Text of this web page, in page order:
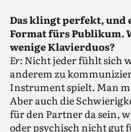
Das klingt perfekt, und
Format fürs Publikum.
wenige Klavierduos?
Er: Nicht jeder fühlt sich
anderem zu
Instrument spielt. Man
Aber auch die
für den Partner da sein,
oder psychisch nicht gut